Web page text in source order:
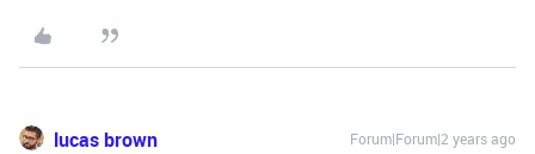
lucas brown Forum|Forum|2 years ago